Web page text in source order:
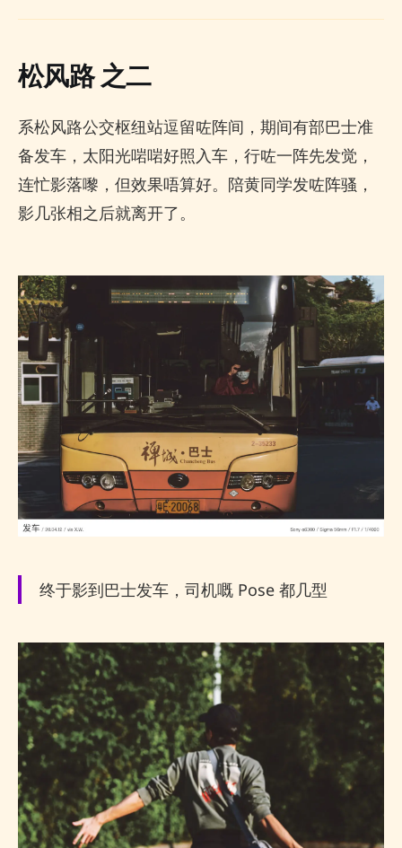
松风路 之二
系松风路公交枢纽站逗留咗阵间，期间有部巴士准
备发车，太阳光啱啱好照入车，行咗一阵先发觉，
连忙影落嚟，但效果唔算好。陪黄同学发咗阵骚，
影几张相之后就离开了。
终于影到巴士发车，司机嘅 Pose 都几型